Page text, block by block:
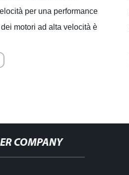
per una performance
motori ad alta velocità è
COMPANY